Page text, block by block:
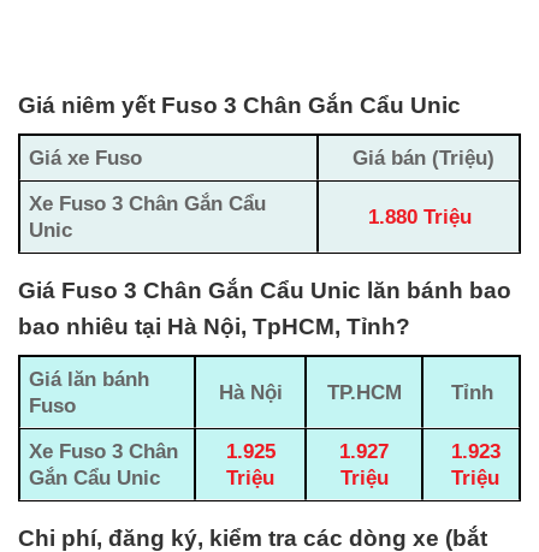
Giá niêm yết Fuso 3 Chân Gắn Cẩu Unic
Giá xe Fuso
Giá bán (Triệu)
Xe Fuso 3 Chân Gắn Cẩu
Unic
1.880 Triệu
Giá Fuso 3 Chân Gắn Cẩu Unic lăn bánh bao
bao nhiêu tại Hà Nội, TpHCM, Tỉnh?
Giá lăn bánh
Fuso
Hà Nội TP.HCM Tỉnh
Xe Fuso 3 Chân
Gắn Cẩu Unic
1.925
Triệu
1.927
Triệu
1.923
Triệu
Chi phí, đăng ký, kiểm tra các dòng xe (bắt